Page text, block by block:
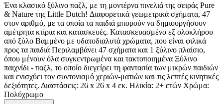
Ένα κλασικό ξύλινο παζλ, με τη μοντέρνα πινελιά της σειράς Pure
& Nature της Little Dutch! Διαφορετικά γεωμετρικά σχήματα, 47
στον αριθμό, με τα οποία τα παιδιά μπορούν να δημιουργήσουν
αμέτρητα κτίρια και κατασκευές. Κατασκευασμένο εξ ολοκλήρου
από ξύλο Βαμμένο με υδατοδιαλυτά χρώματα, που είναι φιλικά
προς τα παιδιά Περιλαμβάνει 47 σχήματα και 1 ξύλινο πλαίσιο,
όπου μένουν όλα συγκεντρωμένα και τακτοποιημένα Ξύλινο
παιχνίδι - παζλ, το οποίο διεγείρει τη φαντασία των μικρών παιδιών
και ενισχύει τον συντονισμό χεριών-ματιών και τις λεπτές κινητικές
δεξιότητες. Διαστάσεις: 26 x 26 x 4 εκ. Ηλικία: 2+ ετών Χρώμα:
Πολύχρωμο